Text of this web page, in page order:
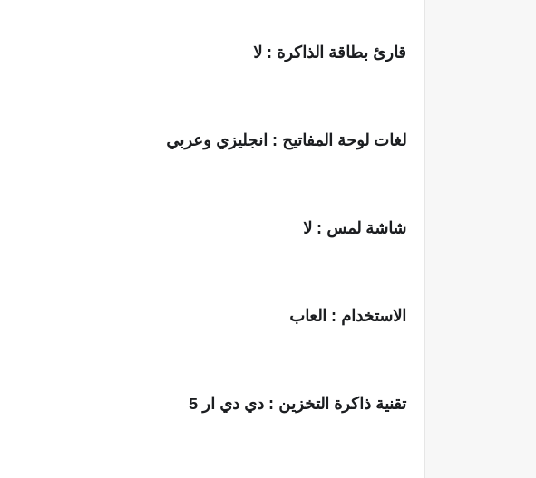
قارئ بطاقة الذاكرة : لا
لغات لوحة المفاتيح : انجليزي وعربي
شاشة لمس : لا
الاستخدام : العاب
تقنية ذاكرة التخزين : دي دي ار 5